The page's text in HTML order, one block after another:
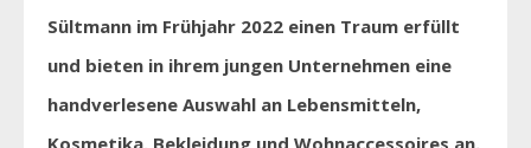
Sültmann im Frühjahr 2022 einen Traum erfüllt
und bieten in ihrem jungen Unternehmen eine
handverlesene Auswahl an Lebensmitteln,
Kosmetika, Bekleidung und Wohnaccessoires an.